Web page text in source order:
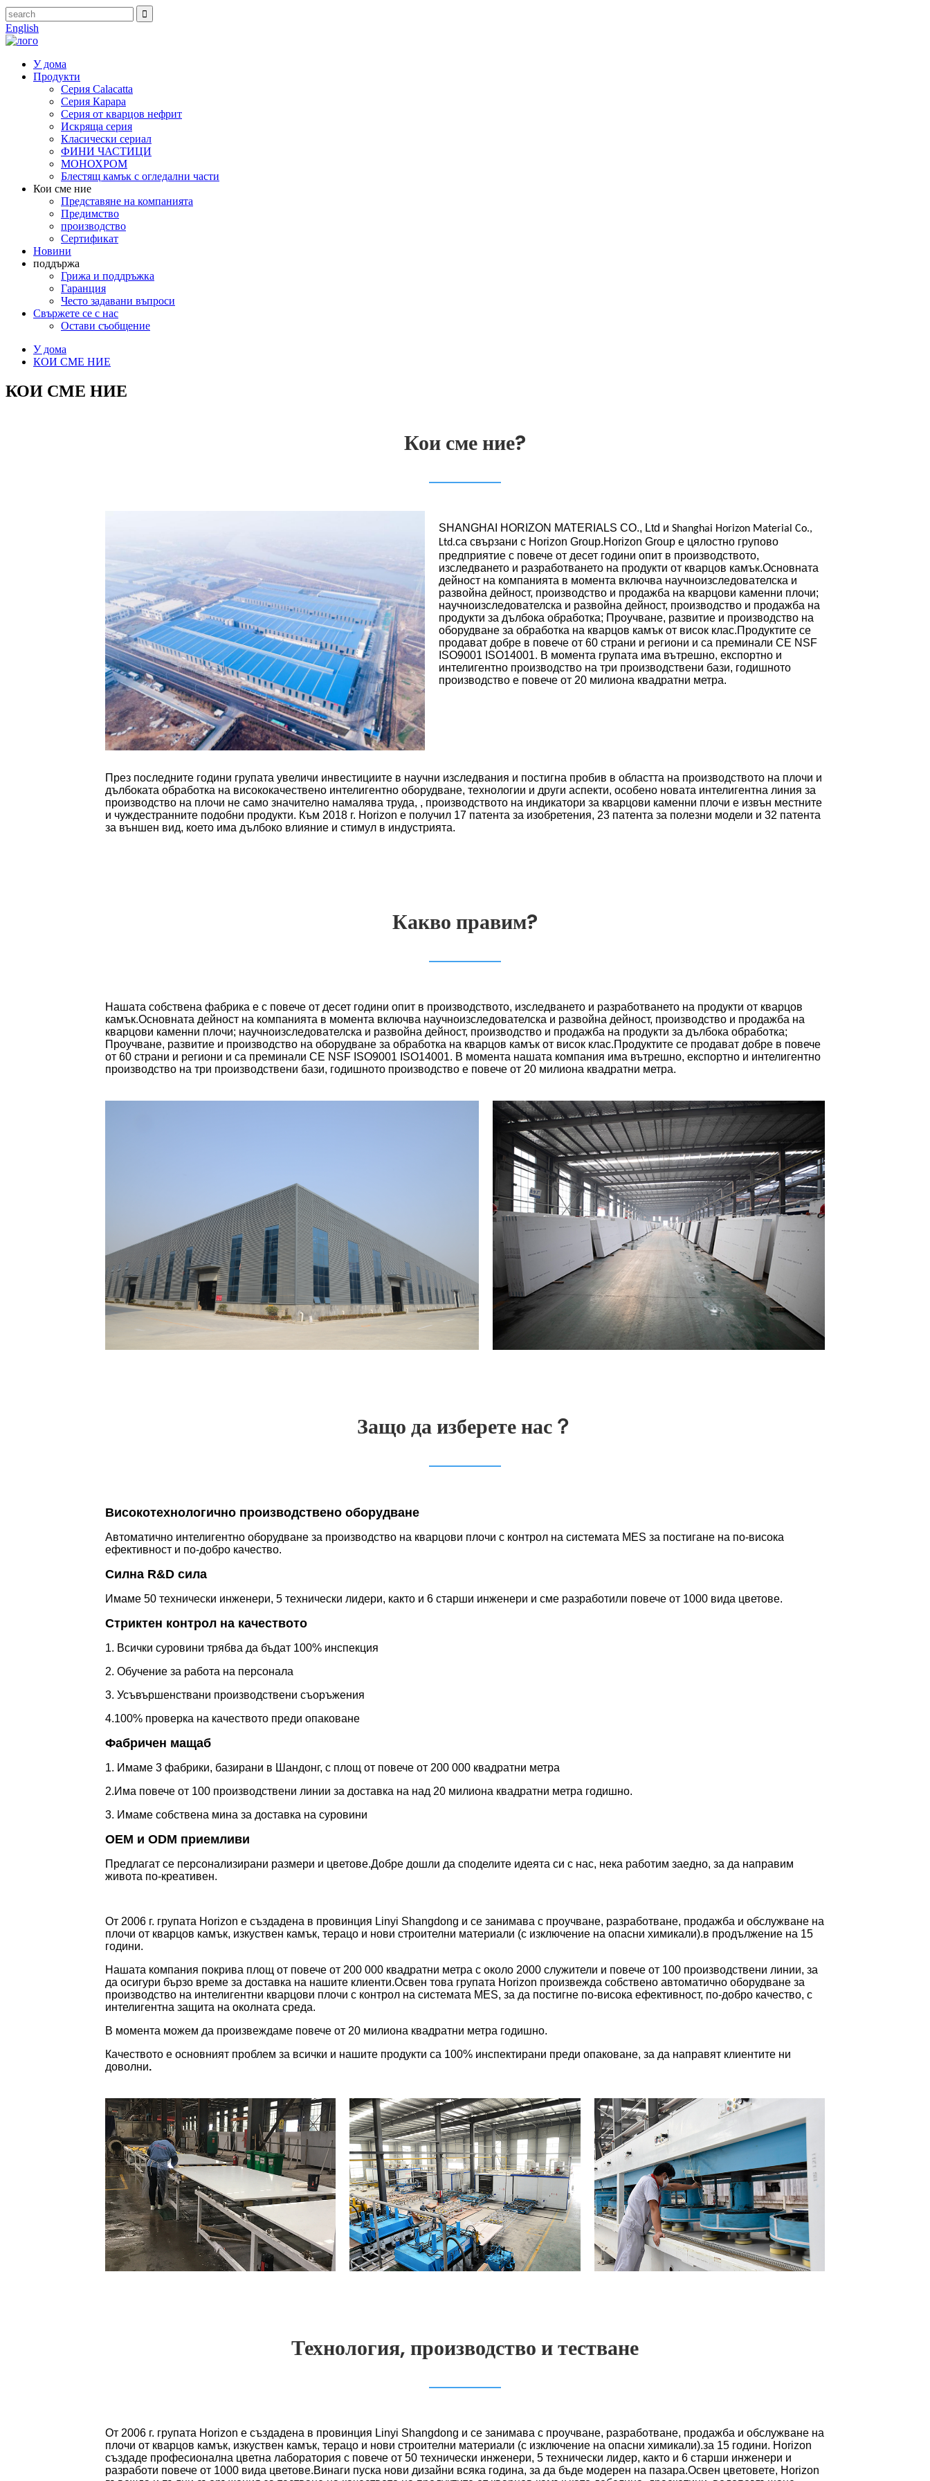
English
У дома
Продукти
Серия Calacatta
Серия Карара
Серия от кварцов нефрит
Искряща серия
Класически сериал
ФИНИ ЧАСТИЦИ
МОНОХРОМ
Блестящ камък с огледални части
Кои сме ние
Представяне на компанията
Предимство
производство
Сертификат
Новини
поддържа
Грижа и поддръжка
Гаранция
Често задавани въпроси
Свържете се с нас
Остави съобщение
У дома
КОИ СМЕ НИЕ
КОИ СМЕ НИЕ
Кои сме ние?
SHANGHAI HORIZON MATERIALS CO., Ltd и Shanghai Horizon Material Co.,
Ltd.са свързани с Horizon Group.Horizon Group е цялостно групово
предприятие с повече от десет години опит в производството,
изследването и разработването на продукти от кварцов камък.Основната
дейност на компанията в момента включва научноизследователска и
развойна дейност, производство и продажба на кварцови каменни плочи;
научноизследователска и развойна дейност, производство и продажба на
продукти за дълбока обработка; Проучване, развитие и производство на
оборудване за обработка на кварцов камък от висок клас.Продуктите се
продават добре в повече от 60 страни и региони и са преминали CE NSF
ISO9001 ISO14001. В момента групата има вътрешно, експортно и
интелигентно производство на три производствени бази, годишното
производство е повече от 20 милиона квадратни метра.
През последните години групата увеличи инвестициите в научни изследвания и постигна пробив в областта на производството на плочи и
дълбоката обработка на висококачествено интелигентно оборудване, технологии и други аспекти, особено новата интелигентна линия за
производство на плочи не само значително намалява труда, , производството на индикатори за кварцови каменни плочи е извън местните
и чуждестранните подобни продукти. Към 2018 г. Horizon е получил 17 патента за изобретения, 23 патента за полезни модели и 32 патента
за външен вид, което има дълбоко влияние и стимул в индустрията.
Какво правим?
Нашата собствена фабрика е с повече от десет години опит в производството, изследването и разработването на продукти от кварцов
камък.Основната дейност на компанията в момента включва научноизследователска и развойна дейност, производство и продажба на
кварцови каменни плочи; научноизследователска и развойна дейност, производство и продажба на продукти за дълбока обработка;
Проучване, развитие и производство на оборудване за обработка на кварцов камък от висок клас.Продуктите се продават добре в повече
от 60 страни и региони и са преминали CE NSF ISO9001 ISO14001. В момента нашата компания има вътрешно, експортно и интелигентно
производство на три производствени бази, годишното производство е повече от 20 милиона квадратни метра.
Защо да изберете нас？
Високотехнологично производствено оборудване
Автоматично интелигентно оборудване за производство на кварцови плочи с контрол на системата MES за постигане на по-висока
ефективност и по-добро качество.
Силна R&D сила
Имаме 50 технически инженери, 5 технически лидери, както и 6 старши инженери и сме разработили повече от 1000 вида цветове.
Стриктен контрол на качеството
1. Всички суровини трябва да бъдат 100% инспекция
2. Обучение за работа на персонала
3. Усъвършенствани производствени съоръжения
4.100% проверка на качеството преди опаковане
Фабричен мащаб
1. Имаме 3 фабрики, базирани в Шандонг, с площ от повече от 200 000 квадратни метра
2.Има повече от 100 производствени линии за доставка на над 20 милиона квадратни метра годишно.
3. Имаме собствена мина за доставка на суровини
OEM и ODM приемливи
Предлагат се персонализирани размери и цветове.Добре дошли да споделите идеята си с нас, нека работим заедно, за да направим
живота по-креативен.
От 2006 г. групата Horizon е създадена в провинция Linyi Shangdong и се занимава с проучване, разработване, продажба и обслужване на
плочи от кварцов камък, изкуствен камък, терацо и нови строителни материали (с изключение на опасни химикали).в продължение на 15
години.
Нашата компания покрива площ от повече от 200 000 квадратни метра с около 2000 служители и повече от 100 производствени линии, за
да осигури бързо време за доставка на нашите клиенти.Освен това групата Horizon произвежда собствено автоматично оборудване за
производство на интелигентни кварцови плочи с контрол на системата MES, за да постигне по-висока ефективност, по-добро качество, с
интелигентна защита на околната среда.
В момента можем да произвеждаме повече от 20 милиона квадратни метра годишно.
Качеството е основният проблем за всички и нашите продукти са 100% инспектирани преди опаковане, за да направят клиентите ни
доволни.
Технология, производство и тестване
От 2006 г. групата Horizon е създадена в провинция Linyi Shangdong и се занимава с проучване, разработване, продажба и обслужване на
плочи от кварцов камък, изкуствен камък, терацо и нови строителни материали (с изключение на опасни химикали).за 15 години. Horizon
създаде професионална цветна лаборатория с повече от 50 технически инженери, 5 технически лидер, както и 6 старши инженери и
разработи повече от 1000 вида цветове.Винаги пуска нови дизайни всяка година, за да бъде модерен на пазара.Освен цветовете, Horizon